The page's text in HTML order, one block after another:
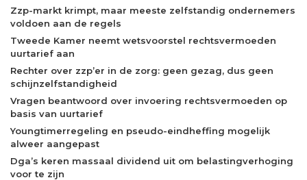
Zzp-markt krimpt, maar meeste zelfstandig ondernemers
voldoen aan de regels
Tweede Kamer neemt wetsvoorstel rechtsvermoeden
uurtarief aan
Rechter over zzp’er in de zorg: geen gezag, dus geen
schijnzelfstandigheid
Vragen beantwoord over invoering rechtsvermoeden op
basis van uurtarief
Youngtimerregeling en pseudo-eindheffing mogelijk
alweer aangepast
Dga’s keren massaal dividend uit om belastingverhoging
voor te zijn